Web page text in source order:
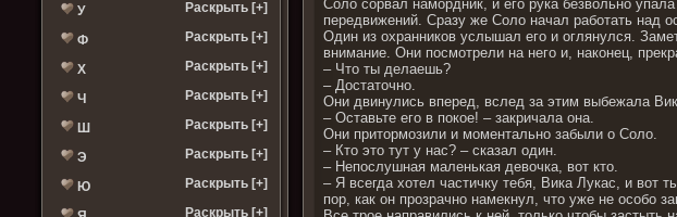
У Раскрыть [+]
Ф Раскрыть [+]
Х Раскрыть [+]
Ч Раскрыть [+]
Ш Раскрыть [+]
Э Раскрыть [+]
Ю Раскрыть [+]
Раскрыть [+]
Соло сорвал намордник, и его рука безвольно
передвижений. Сразу же Соло начал работать над
Один из охранников услышал его и оглянулся.
внимание. Они посмотрели на него и, наконец,
– Что ты делаешь?
– Достаточно.
Они двинулись вперед, вслед за этим выбежала
– Оставьте его в покое! – закричала она.
Они притормозили и моментально забыли о Соло.
– Кто это тут у нас? – сказал один.
– Непослушная маленькая девочка, вот кто.
– Я всегда хотел частичку тебя, Вика Лукас, и вот
пор, как он прозрачно намекнул, что уже не особо